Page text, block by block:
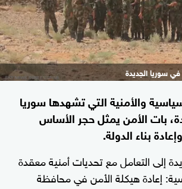
سوريا الجديدة
والأمنية التي تشهدها سوريا
بات الأمن يمثل حجر الأساس
بناء الدولة.
إلى التعامل مع تحديات أمنية معقدة